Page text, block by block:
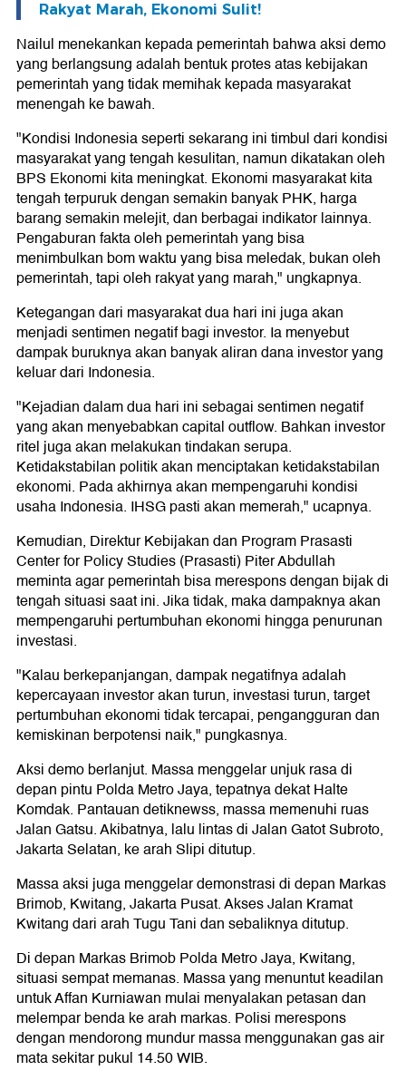
Rakyat Marah, Ekonomi Sulit!
Nailul menekankan kepada pemerintah bahwa aksi demo
yang berlangsung adalah bentuk protes atas kebijakan
pemerintah yang tidak memihak kepada masyarakat
menengah ke bawah.
"Kondisi Indonesia seperti sekarang ini timbul dari kondisi
masyarakat yang tengah kesulitan, namun dikatakan oleh
BPS Ekonomi kita meningkat. Ekonomi masyarakat kita
tengah terpuruk dengan semakin banyak PHK, harga
barang semakin melejit, dan berbagai indikator lainnya.
Pengaburan fakta oleh pemerintah yang bisa
menimbulkan bom waktu yang bisa meledak, bukan oleh
pemerintah, tapi oleh rakyat yang marah," ungkapnya.
Ketegangan dari masyarakat dua hari ini juga akan
menjadi sentimen negatif bagi investor. Ia menyebut
dampak buruknya akan banyak aliran dana investor yang
keluar dari Indonesia.
"Kejadian dalam dua hari ini sebagai sentimen negatif
yang akan menyebabkan capital outflow. Bahkan investor
ritel juga akan melakukan tindakan serupa.
Ketidakstabilan politik akan menciptakan ketidakstabilan
ekonomi. Pada akhirnya akan mempengaruhi kondisi
usaha Indonesia. IHSG pasti akan memerah," ucapnya.
Kemudian, Direktur Kebijakan dan Program Prasasti
Center for Policy Studies (Prasasti) Piter Abdullah
meminta agar pemerintah bisa merespons dengan bijak di
tengah situasi saat ini. Jika tidak, maka dampaknya akan
mempengaruhi pertumbuhan ekonomi hingga penurunan
investasi.
"Kalau berkepanjangan, dampak negatifnya adalah
kepercayaan investor akan turun, investasi turun, target
pertumbuhan ekonomi tidak tercapai, pengangguran dan
kemiskinan berpotensi naik," pungkasnya.
Aksi demo berlanjut. Massa menggelar unjuk rasa di
depan pintu Polda Metro Jaya, tepatnya dekat Halte
Komdak. Pantauan detiknewss, massa memenuhi ruas
Jalan Gatsu. Akibatnya, lalu lintas di Jalan Gatot Subroto,
Jakarta Selatan, ke arah Slipi ditutup.
Massa aksi juga menggelar demonstrasi di depan Markas
Brimob, Kwitang, Jakarta Pusat. Akses Jalan Kramat
Kwitang dari arah Tugu Tani dan sebaliknya ditutup.
Di depan Markas Brimob Polda Metro Jaya, Kwitang,
situasi sempat memanas. Massa yang menuntut keadilan
untuk Affan Kurniawan mulai menyalakan petasan dan
melempar benda ke arah markas. Polisi merespons
dengan mendorong mundur massa menggunakan gas air
mata sekitar pukul 14.50 WIB.